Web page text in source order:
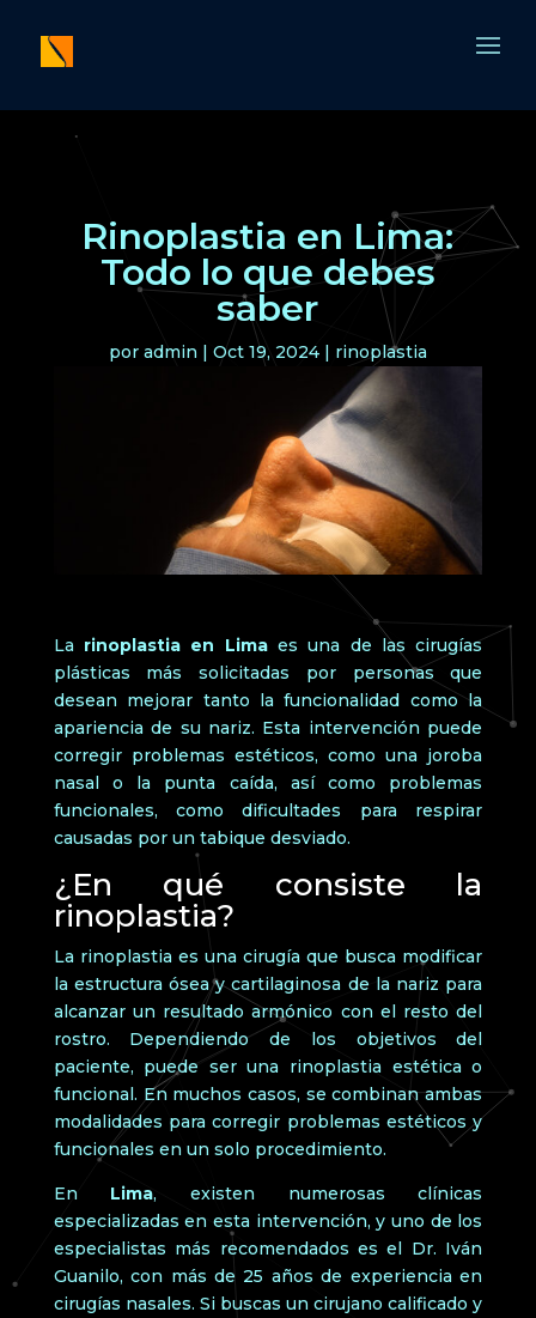
Rinoplastia en Lima:
Todo lo que debes
saber
por admin | Oct 19, 2024| rinoplastia
La rinoplastia en Limaes una de las cirugías
plásticas más solicitadas por personas que
desean mejorar tanto la funcionalidad como la
apariencia de su nariz. Esta intervención puede
corregir problemas estéticos, como una joroba
nasal o la punta caída, así como problemas
funcionales, como dificultades para respirar
causadas por un tabique desviado.
¿En qué consiste la
rinoplastia?
La rinoplastia es una cirugía que busca modificar
la estructura ósea y cartilaginosa de la nariz para
alcanzar un resultado armónico con el resto del
rostro. Dependiendo de los objetivos del
paciente, puede ser una rinoplastia estética o
funcional. En muchos casos, se combinan ambas
modalidades para corregir problemas estéticos y
funcionales en un solo procedimiento.
En Lima, existen numerosas clínicas
especializadas en esta intervención, y uno de los
especialistas más recomendados es el Dr. Iván
Guanilo, con más de 25 años de experiencia en
cirugías nasales. Si buscas un cirujano calificado y